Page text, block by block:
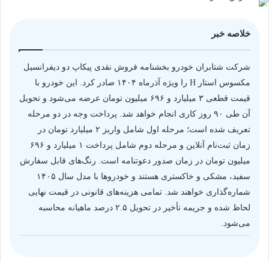
خلاصه خبر
شرکت شتابران خودرو بخشنامه فروش نقدی پیکاپ دو دیفرانسیل
مکسوس استار H را ویژه آذرماه ۱۴۰۴ صادر کرد. این خودرو با
قیمت قطعی ۳ میلیارد و ۶۹۶ میلیون تومان عرضه می‌شود و تحویل
آن طی ۹۰ روز کاری انجام خواهد شد. پرداخت وجه در دو مرحله
تعریف شده است؛ مرحله اول شامل واریز ۲ میلیارد تومان در
زمان ثبت‌نام آنلاین و مرحله دوم شامل پرداخت ۱ میلیارد و ۶۹۶
میلیون تومان در زمان صدور دعوتنامه است. رنگ‌های قابل سفارش
سفید، مشکی و خاکستری هستند و خودروها با مدل سال ۱۴۰۵
شماره‌گذاری خواهند شد. تمامی هزینه‌های قانونی در قیمت نهایی
لحاظ شده و جریمه تأخیر در تحویل ۲.۵ درصد ماهیانه محاسبه
می‌شود.